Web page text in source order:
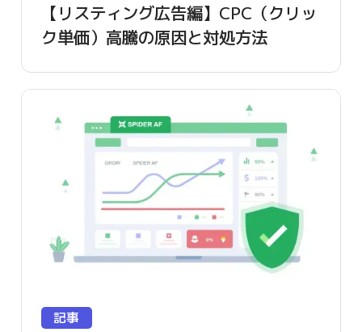
【リスティング広告編】CPC（クリッ
ク単価）高騰の原因と対処方法
記事